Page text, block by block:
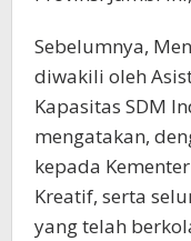
Sebelumnya,
diwakili oleh
Kapasitas SDM
mengatakan,
kepada
Kreatif, serta
yang telah